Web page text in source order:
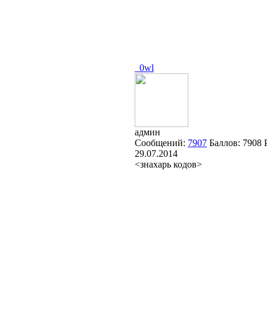
_0wl
админ
Сообщений: 7907 Баллов: 7908
29.07.2014
<знахарь кодов>